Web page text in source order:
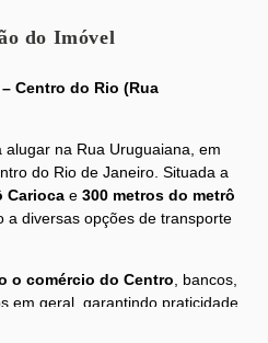
do Imóvel
Centro do Rio (Rua
na Rua Uruguaiana, em
do Rio de Janeiro. Situada a
Carioca e 300 metros do metrô
a diversas opções de transporte
o comércio do Centro , bancos,
em geral, garantindo praticidade